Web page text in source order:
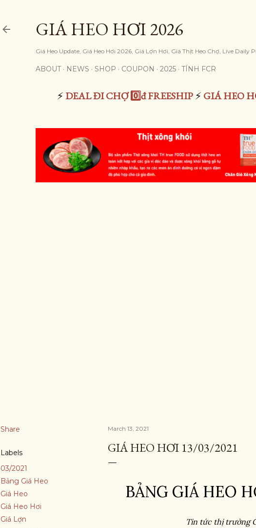
GIÁ HEO HƠI 2026
Giá Heo Update, Giá Heo Hơi 2026, Giá Lợn Hơi, Giá Thịt Heo Chợ, Live Daily
ABOUT NEWS SHOP COUPON 2025 TÍNH FCR
⚡ DEAL ĐI CHỢ 0️⃣đ FREESHIP⚡ GIÁ HEO
Share
Labels
03/2021
Bảng Giá Heo
Giá Heo
Giá Heo Hơi
Giá Lợn
March 13, 2021
GIÁ HEO HƠI 13/03/2021
BẢNG GIÁ HEO
Tin tức thị trường